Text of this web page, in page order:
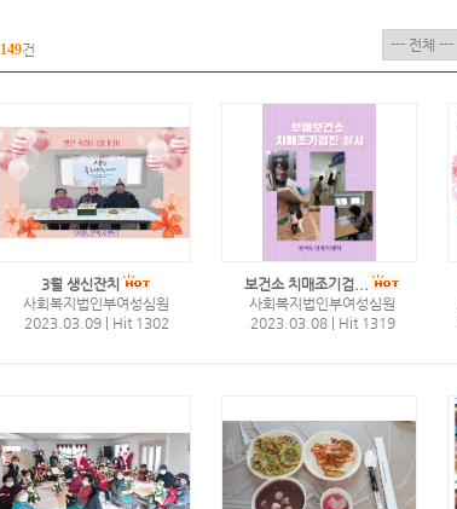
149건
3월 생신잔치
사회복지법인부여성심원
2023.03.09
Hit 1302
보건소 치매조기검...
사회복지법인부여성심원
2023.03.08
Hit 1319